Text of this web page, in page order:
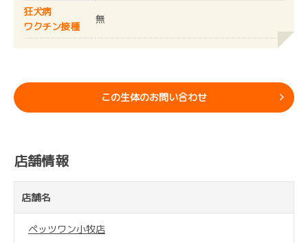
狂犬病
ワクチン接種
無
この生体のお問い合わせ
店舗情報
店舗名
ペッツワン小牧店